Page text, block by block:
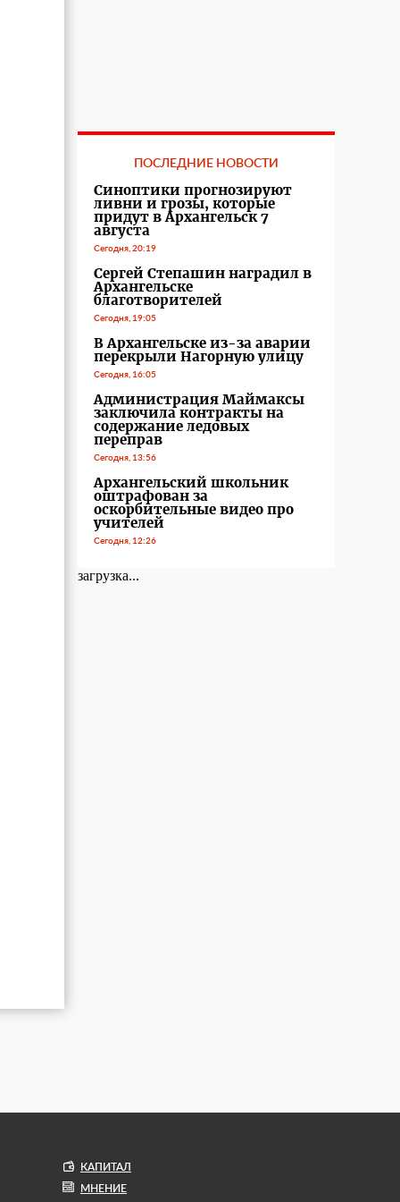
ПОСЛЕДНИЕ НОВОСТИ
Синоптики прогнозируют
ливни и грозы, которые
придут в Архангельск 7
августа
Сегодня, 20:19
Сергей Степашин наградил в
Архангельске
благотворителей
Сегодня, 19:05
В Архангельске из-за аварии
перекрыли Нагорную улицу
Сегодня, 16:05
Администрация Маймаксы
заключила контракты на
содержание ледовых
переправ
Сегодня, 13:56
Архангельский школьник
оштрафован за
оскорбительные видео про
учителей
Сегодня, 12:26
загрузка...
КАПИТАЛ
МНЕНИЕ